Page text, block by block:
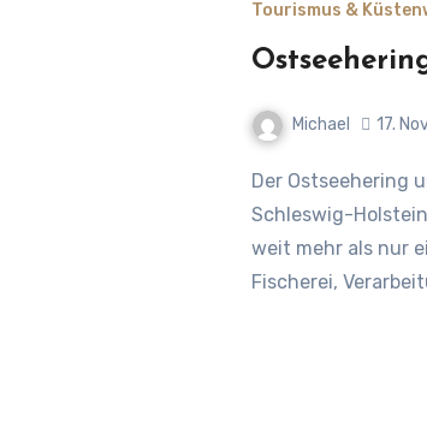
Tourismus &
Michael 17.
Der Ostseehering und seine Bedeutung für die Wirtschaft in
Schleswig-
weit mehr als nur
Fischerei,